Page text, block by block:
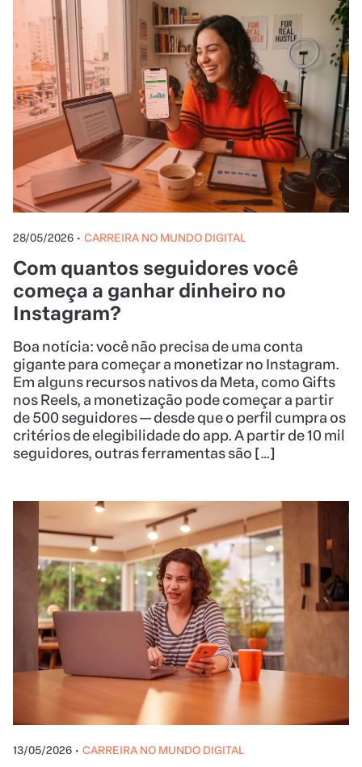
28/05/2026 • CARREIRA NO MUNDO DIGITAL
Com quantos seguidores você
começa a ganhar dinheiro no
Instagram?
Boa notícia: você não precisa de uma conta
gigante para começar a monetizar no Instagram.
Em alguns recursos nativos da Meta, como Gifts
nos Reels, a monetização pode começar a partir
de 500 seguidores — desde que o perfil cumpra os
critérios de elegibilidade do app. A partir de 10 mil
seguidores, outras ferramentas são […]
13/05/2026 • CARREIRA NO MUNDO DIGITAL